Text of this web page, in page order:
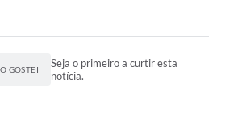
GOSTEI
Seja o primeiro a curtir esta
notícia.